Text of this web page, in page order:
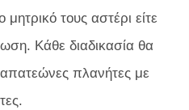
τους αστέρι είτε
Κάθε διαδικασία θα
πλανήτες με